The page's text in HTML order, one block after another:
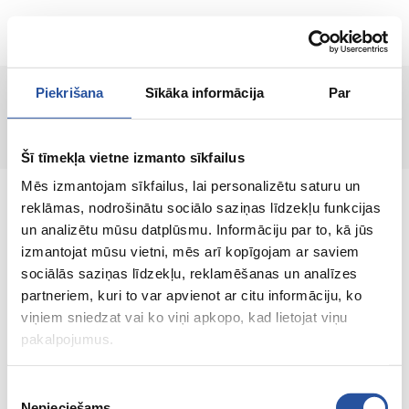
Piekrišana Sīkāka informācija Par
Šī tīmekļa vietne izmanto sīkfailus
Mēs izmantojam sīkfailus, lai personalizētu saturu un
reklāmas, nodrošinātu sociālo saziņas līdzekļu funkcijas
un analizētu mūsu datplūsmu. Informāciju par to, kā jūs
izmantojat mūsu vietni, mēs arī kopīgojam ar saviem
sociālās saziņas līdzekļu, reklamēšanas un analīzes
partneriem, kuri to var apvienot ar citu informāciju, ko
viņiem sniedzat vai ko viņi apkopo, kad lietojat viņu
pakalpojumus.
RU
Страница не найдена!
Интернет-магазин с выгодными ценами и
качественными товарами, где
удовлетворённость клиента является нашей
главной ценностью.
Vse dlja vashego doma i sada!